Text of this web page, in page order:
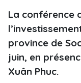
La conférence
province de
juin, en
Xuân Phuc.